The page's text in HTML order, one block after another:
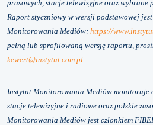
prasowych, stacje telewizyjne oraz wybrane
Raport styczniowy w wersji podstawowej
Monitorowania Mediów: https://
pełną lub sprofilowaną wersję raportu,
kewert@instytut.com.pl.
Instytut Monitorowania Mediów monitoruje
stacje telewizyjne i radiowe oraz polskie
Monitorowania Mediów jest członkiem